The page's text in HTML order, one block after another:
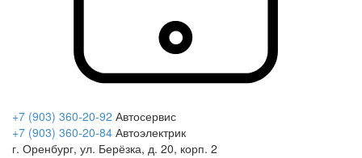
+7 (903) 360-20-92 Автосервис
+7 (903) 360-20-84 Автоэлектрик
г. Оренбург, ул. Берёзка, д. 20, корп. 2